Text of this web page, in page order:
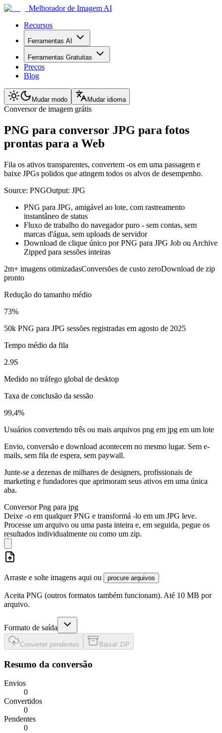
Melhorador de Imagem AI
Recursos
Ferramentas AI
Ferramentas Gratuitas
Preços
Blog
Mudar modo Mudar idioma
Conversor de imagem grátis
PNG para conversor JPG para fotos
prontas para a Web
Fila os ativos transparentes, convertem -os em uma passagem e
baixe JPGs polidos que atingem todos os alvos de desempenho.
Source: PNGOutput: JPG
PNG para JPG, amigável ao lote, com rastreamento
instantâneo de status
Fluxo de trabalho do navegador puro - sem contas, sem
marcas d'água, sem uploads de servidor
Download de clique único por PNG para JPG Job ou Archive
Zipped para sessões inteiras
2m+ imagens otimizadasConversões de custo zeroDownload de zip
pronto
Redução do tamanho médio
73%
50k PNG para JPG sessões registradas em agosto de 2025
Tempo médio da fila
2.9S
Medido no tráfego global de desktop
Taxa de conclusão da sessão
99,4%
Usuários convertendo três ou mais arquivos png em jpg em um lote
Envio, conversão e download acontecem no mesmo lugar. Sem e-
mails, sem fila de espera, sem paywall.
Junte-se a dezenas de milhares de designers, profissionais de
marketing e fundadores que aprimoram seus ativos em uma única
aba.
Conversor Png para jpg
Deixe -o em qualquer PNG e transformá -lo em um JPG leve.
Processe um arquivo ou uma pasta inteira e, em seguida, pegue os
resultados individualmente ou como um zip.
Arraste e solte imagens aqui ou procure arquivos
Aceita PNG (outros formatos também funcionam). Até 10 MB por
arquivo.
Formato de saída
Converter pendentes Baixar ZIP
Resumo da conversão
Envios
0
Convertidos
0
Pendentes
0